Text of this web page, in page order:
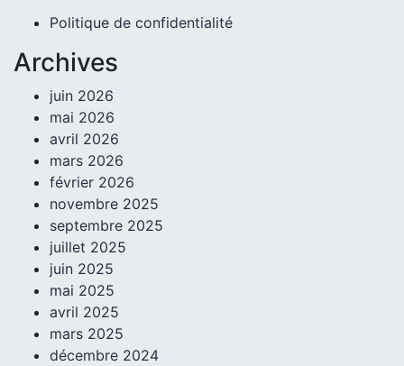
Politique de confidentialité
Archives
juin 2026
mai 2026
avril 2026
mars 2026
février 2026
novembre 2025
septembre 2025
juillet 2025
juin 2025
mai 2025
avril 2025
mars 2025
décembre 2024